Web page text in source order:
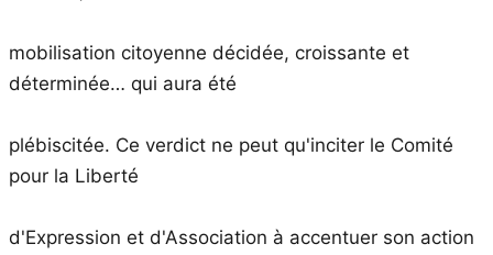
mobilisation citoyenne décidée, croissante et
déterminée… qui aura été
plébiscitée. Ce verdict ne peut qu'inciter le Comité
pour la Liberté
d'Expression et d'Association à accentuer son action